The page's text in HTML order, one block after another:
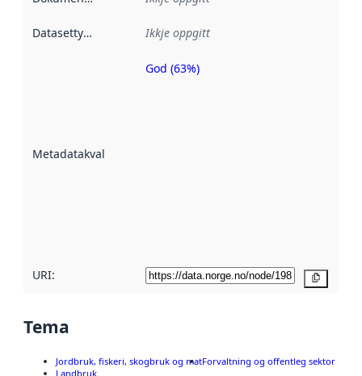
Datasettype Ikkje oppgitt
Metadatakvalitet
Metadatakvalitet
God (63%)
URI:
Tema
Jordbruk, fiskeri, skogbruk og matForvaltning og offentleg sektor
Landbruk